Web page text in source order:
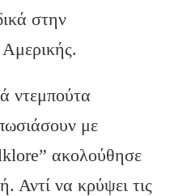
στην
ντεμπούτα
με
ακολούθησε
Αντί να κρύψει τις